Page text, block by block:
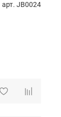
арт. JB0024